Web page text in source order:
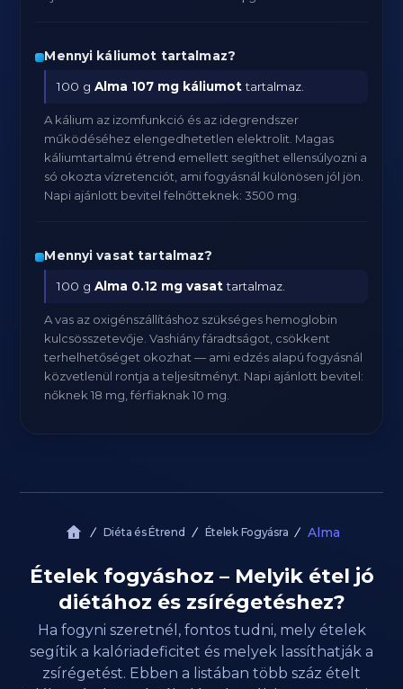
Mennyi káliumot tartalmaz?
100 gAlma 107 mg káliumottartalmaz.
A kálium az izomfunkció és az idegrendszer
működéséhez elengedhetetlen elektrolit. Magas
káliumtartalmú étrend emellett segíthet ellensúlyozni a
só okozta vízretenciót, ami fogyásnál különösen jól jön.
Napi ajánlott bevitel felnőtteknek: 3500 mg.
Mennyi vasat tartalmaz?
100 gAlma 0.12 mg vasattartalmaz.
A vas az oxigénszállításhoz szükséges hemoglobin
kulcsösszetevője. Vashiány fáradtságot, csökkent
terhelhetőséget okozhat — ami edzés alapú fogyásnál
közvetlenül rontja a teljesítményt. Napi ajánlott bevitel:
nőknek 18 mg, férfiaknak 10 mg.
Diéta és Étrend Ételek Fogyásra Alma
Ételek fogyáshoz – Melyik étel jó
diétához és zsírégetéshez?
Ha fogyni szeretnél, fontos tudni, mely ételek
segítik a kalóriadeficitet és melyek lassíthatják a
zsírégetést. Ebben a listában több száz ételt